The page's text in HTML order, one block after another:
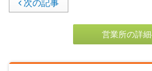
次の記事
営業所の詳